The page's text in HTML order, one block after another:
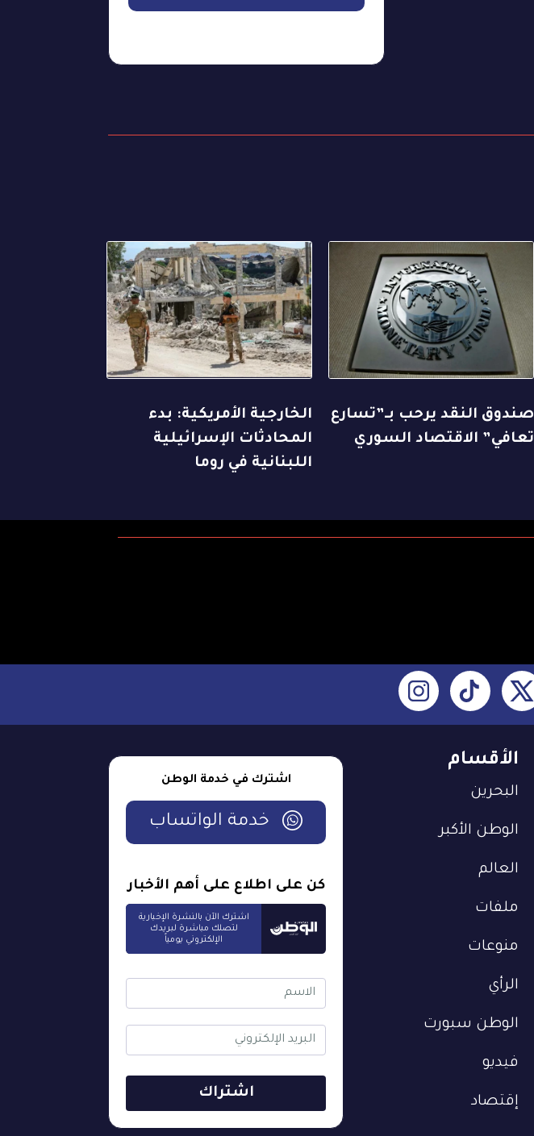
صندوق النقد يرحب بـ”تسارع
تعافي” الاقتصاد السوري
الخارجية الأمريكية: بدء
المحادثات الإسرائيلية
اللبنانية في روما
الأقسام
البحرين
الوطن الأكبر
العالم
ملفات
منوعات
الرأي
الوطن سبورت
فيديو
إقتصاد
اشترك في خدمة الوطن
خدمة الواتساب
كن على اطلاع على أهم الأخبار
اشترك الآن بالنشرة الإخبارية
لتصلك مباشرة لبريدك
الإلكتروني يومياً
اشتراك